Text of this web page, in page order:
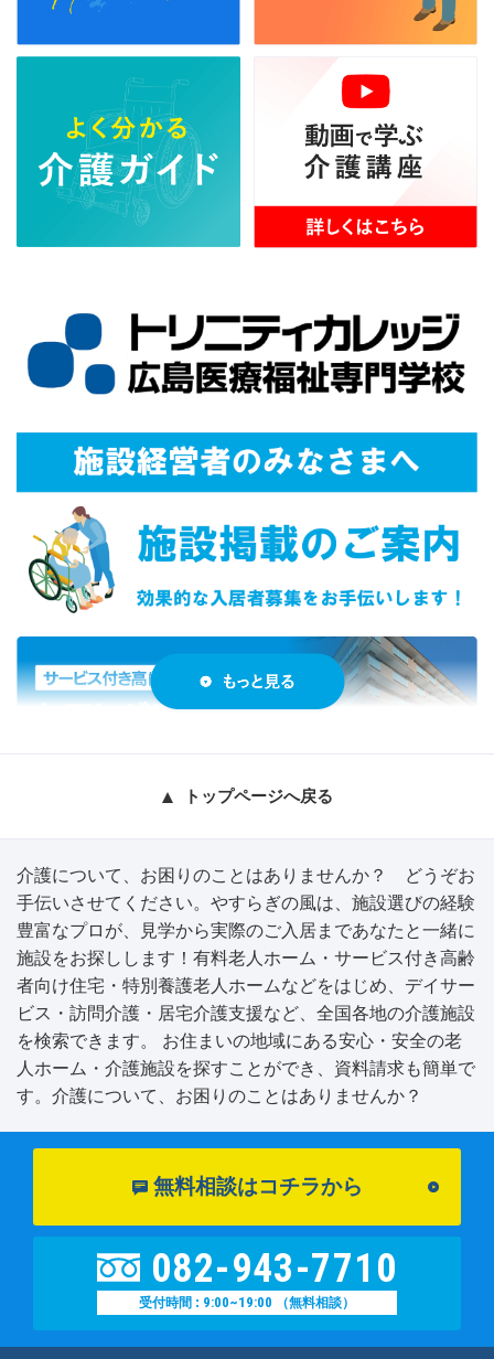
トップページへ戻る
介護について、お困りのことはありませんか？ どうぞお
手伝いさせてください。やすらぎの風は、施設選びの経験
豊富なプロが、見学から実際のご入居まであなたと一緒に
施設をお探しします！有料老人ホーム・サービス付き高齢
者向け住宅・特別養護老人ホームなどをはじめ、デイサー
ビス・訪問介護・居宅介護支援など、全国各地の介護施設
を検索できます。 お住まいの地域にある安心・安全の老
人ホーム・介護施設を探すことができ、資料請求も簡単で
す。介護について、お困りのことはありませんか？
無料相談はコチラから
082-943-7710
受付時間 : 9:00~19:00 （無料相談）